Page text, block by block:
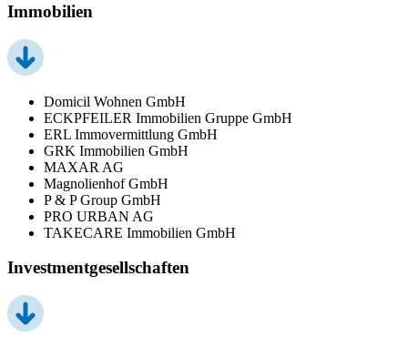
Immobilien
Domicil Wohnen GmbH
ECKPFEILER Immobilien Gruppe GmbH
ERL Immovermittlung GmbH
GRK Immobilien GmbH
MAXAR AG
Magnolienhof GmbH
P & P Group GmbH
PRO URBAN AG
TAKECARE Immobilien GmbH
Investmentgesellschaften